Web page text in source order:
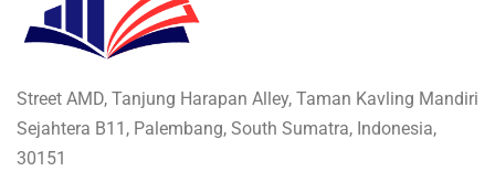
Street AMD, Tanjung Harapan Alley, Taman Kavling Mandiri
Sejahtera B11, Palembang, South Sumatra, Indonesia,
30151